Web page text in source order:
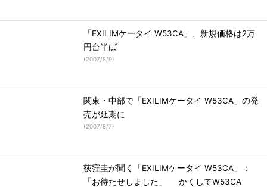
「EXILIMケータイ W53CA」、新規価格は2万
円台半ば
(2007/8/9)
関東・中部で「EXILIMケータイ W53CA」の発
売が延期に
(2007/8/7)
荻窪圭が聞く「EXILIMケータイ W53CA」：
「お待たせしました」──かくしてW53CA